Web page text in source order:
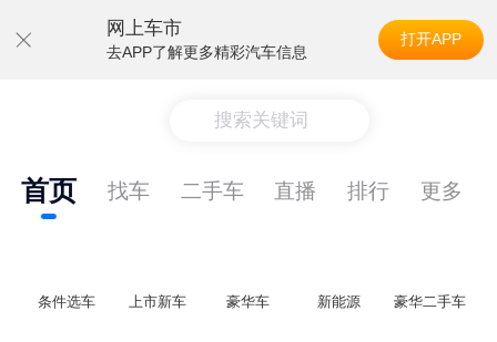
网上车市
去APP了解更多精彩汽车信息
打开APP
搜索关键词
首页 找车 二手车 直播 排行 更多
条件选车 上市新车 豪华车 新能源 豪华二手车